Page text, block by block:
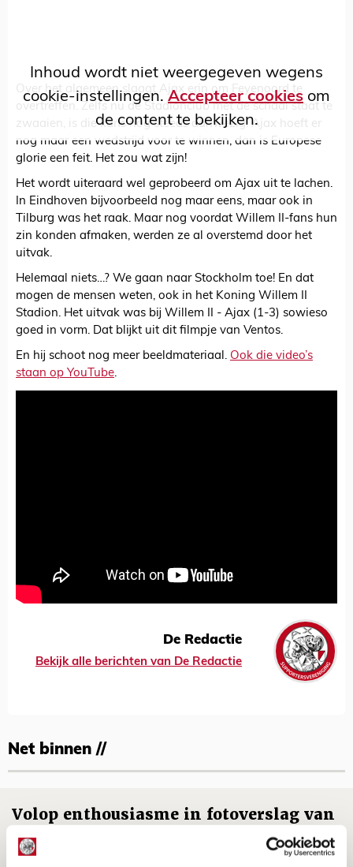
Inhoud wordt niet weergegeven wegens
cookie-instellingen.Accepteer cookies om
de content te bekijken.
Over het algemeen slaagt Ajax erin om Feyenoord te
overtreffen. Zelfs nu de Stadionclub met de schaal staat te
zwaaien, is die kans nog steeds aanwezig. Ajax hoeft er
nog maar een wedstrijd voor te winnen, dan is Europese
glorie een feit. Het zou wat zijn!
Het wordt uiteraard wel geprobeerd om Ajax uit te lachen.
In Eindhoven bijvoorbeeld nog maar eens, maar ook in
Tilburg was het raak. Maar nog voordat Willem II-fans hun
zin konden afmaken, werden ze al overstemd door het
uitvak.
Helemaal niets…? We gaan naar Stockholm toe! En dat
mogen de mensen weten, ook in het Koning Willem II
Stadion. Het uitvak was bij Willem II - Ajax (1-3) sowieso
goed in vorm. Dat blijkt uit dit filmpje van Ventos.
En hij schoot nog meer beeldmateriaal. Ook die video’s
staan op YouTube.
De Redactie
Bekijk alle berichten van De Redactie
Net binnen //
Volop enthousiasme in fotoverslag van
Europees treffen met Shelbourne